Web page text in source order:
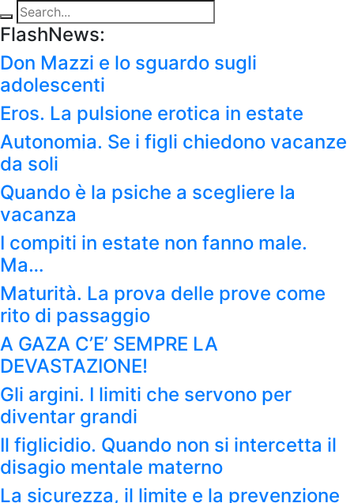
FlashNews:
Don Mazzi e lo sguardo sugli
adolescenti
Eros. La pulsione erotica in estate
Autonomia. Se i figli chiedono vacanze
da soli
Quando è la psiche a scegliere la
vacanza
I compiti in estate non fanno male.
Ma…
Maturità. La prova delle prove come
rito di passaggio
A GAZA C’E’ SEMPRE LA
DEVASTAZIONE!
Gli argini. I limiti che servono per
diventar grandi
Il figlicidio. Quando non si intercetta il
disagio mentale materno
La sicurezza, il limite e la prevenzione